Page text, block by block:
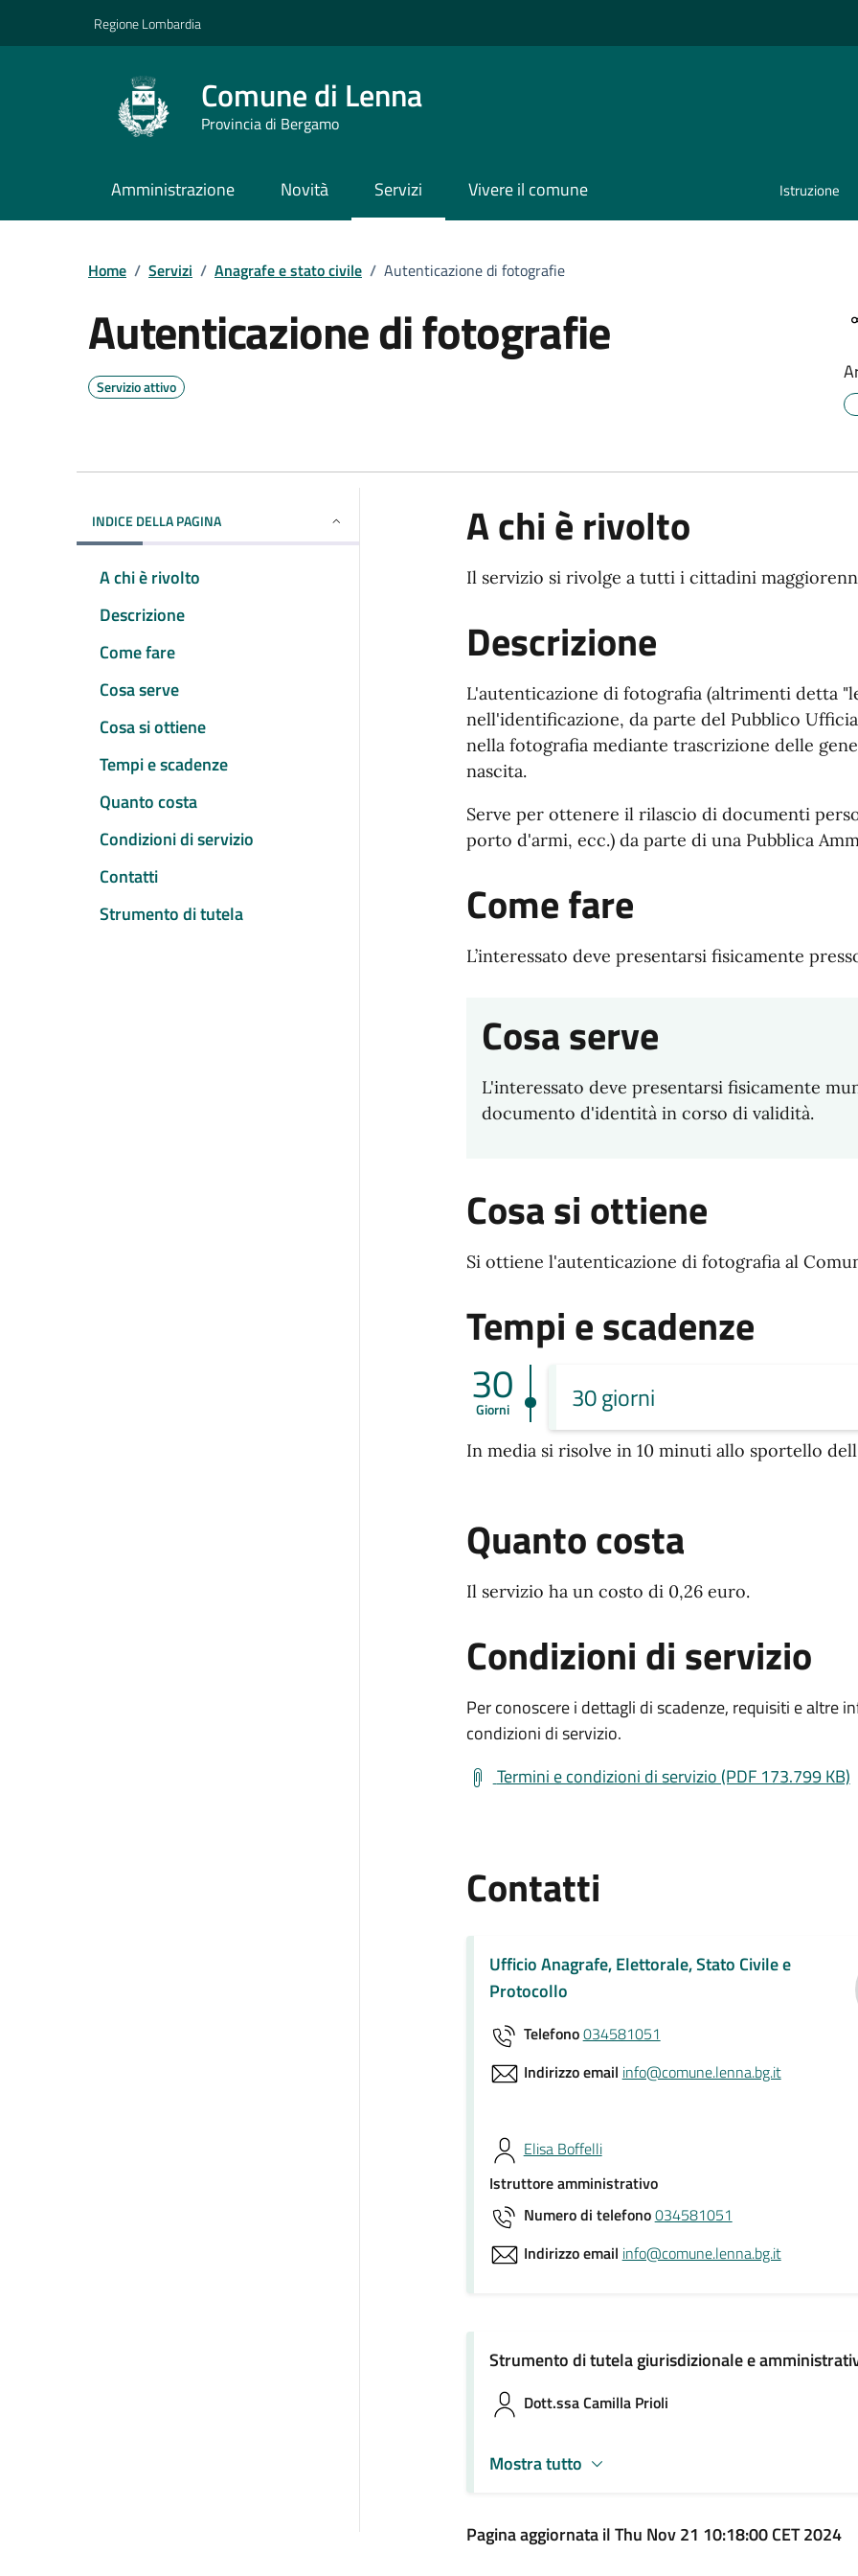
Regione Lombardia
Comune di Lenna
Provincia di Bergamo
Amministrazione Novità Servizi Vivere il comune Istruzione
Home / Servizi / Anagrafe e stato civile / Autenticazione di fotografie
Autenticazione di fotografie
Servizio attivo
INDICE DELLA PAGINA
A chi è rivolto
Descrizione
Come fare
Cosa serve
Cosa si ottiene
Tempi e scadenze
Quanto costa
Condizioni di servizio
Contatti
Strumento di tutela
A chi è rivolto
Il servizio si rivolge a tutti i cittadini
Descrizione
L'autenticazione di fotografia (altrimenti detta
nell'identificazione, da parte del Pubblico
nella fotografia mediante trascrizione delle
nascita.
Serve per ottenere il rilascio di documenti
porto d'armi, ecc.) da parte di una Pubblica
Come fare
L’interessato deve presentarsi fisicamente
Cosa serve
L'interessato deve presentarsi fisicamente
documento d'identità in corso di validità.
Cosa si ottiene
Si ottiene l'autenticazione di fotografia al
Tempi e scadenze
30
Giorni 30 giorni
In media si risolve in 10 minuti allo sportello
Quanto costa
Il servizio ha un costo di 0,26 euro.
Condizioni di servizio
Per conoscere i dettagli di scadenze, requisiti e altre
condizioni di servizio.
Termini e condizioni di servizio (PDF 173.799 KB)
Contatti
Ufficio Anagrafe, Elettorale, Stato Civile e
Protocollo
Telefono034581051
Indirizzo email info@comune.lenna.bg.it
Elisa Boffelli
Istruttore amministrativo
Numero di telefono034581051
Indirizzo email info@comune.lenna.bg.it
Strumento di tutela giurisdizionale e
Dott.ssa Camilla Prioli
Mostra tutto
Pagina aggiornata il Thu Nov 21 10:18:00 CET 2024